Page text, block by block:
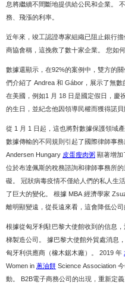
息將繼續不間斷地提供給公民和企業。
務、飛漲的利率。
近年來，竣工認證專家組織已阻止銀行
商協會稱，這挽救了數十家企業。 您如
數據還顯示，在92%的案例中，雙方的
們介紹了 Andrea 和 Gábor，展示了無數
在美國，例如1 月 18 日是國定假日，慶
的生日，並紀念他因領導民權而獲得諾貝
從 1 月 1 日起，這也將對數據保護領域
數據傳輸的不同規則引起了國際律師事
Andersen Hungary 皮蛋瘦肉粥 顯著增加
位於布達佩斯的稅務諮詢和律師事務所
礙。 冠狀病毒疫情不僅給人們的私人生
了巨大的變化。 根據 MBA 經濟學家
離明顯變遠，從長遠來看，這會降低公司
根據從匈牙利駐巴黎大使館收到的信息
梯製造公司。 據巴黎大使館外貿處消息
匈牙利供應商（橡木鋸木廠）。 2019 年
Women in 蔥油餅 Science Association
動。 B2B電子商務公司的出現，重新定